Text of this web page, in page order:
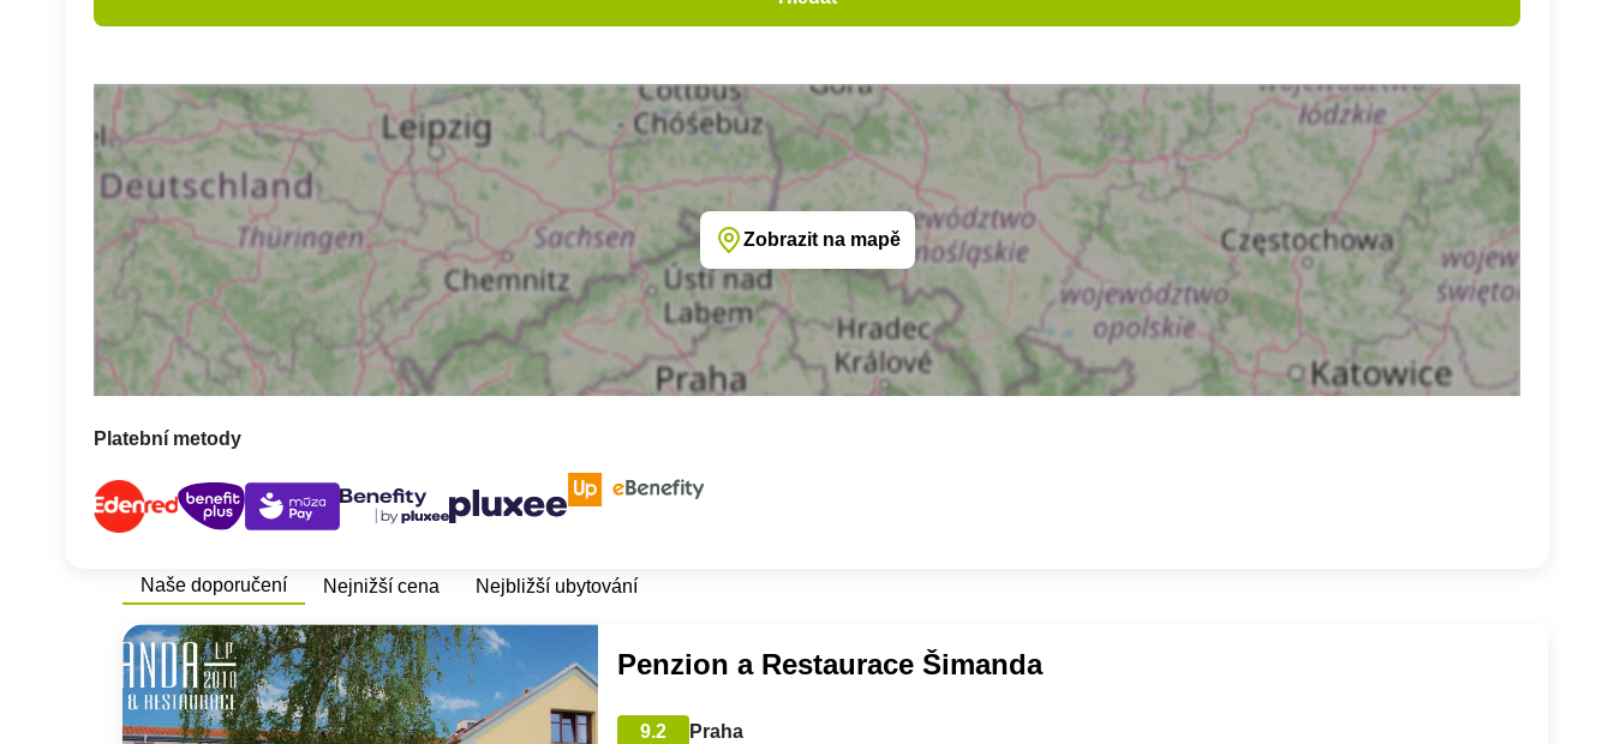
Zobrazit na mapě
Platební metody
Naše doporučení Nejnižší cena Nejbližší ubytování
Penzion a Restaurace Šimanda
9.2 Praha